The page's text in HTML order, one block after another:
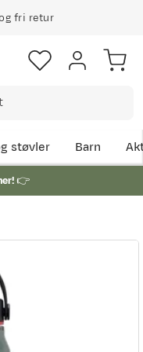
fri retur
støvler Barn
👉